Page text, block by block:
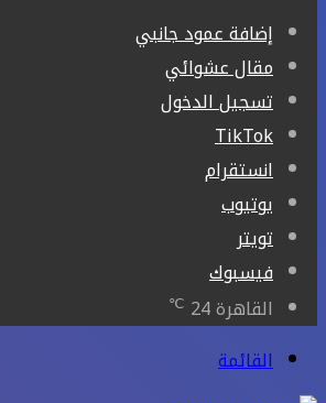
إضافة عمود جانبي
مقال عشوائي
تسجيل الدخول
‫TikTok
انستقرام
يوتيوب
تويتر
فيسبوك
القاهرة24
℃
القائمة